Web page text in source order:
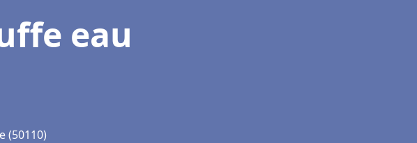
eau
(50110)